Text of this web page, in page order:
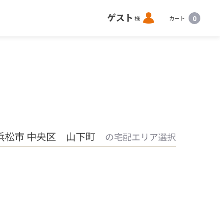
ゲスト 様 ロ
グ
カート 0
市 中央区 山下町 の宅配エリア選択